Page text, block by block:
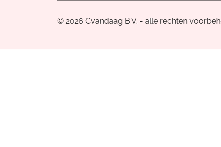
© 2026 Cvandaag B.V. - alle rechten